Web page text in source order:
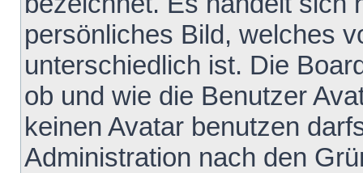
persönliches Bild, welches
unterschiedlich ist. Die
ob und wie die Benutzer
keinen Avatar benutzen
Administration nach den